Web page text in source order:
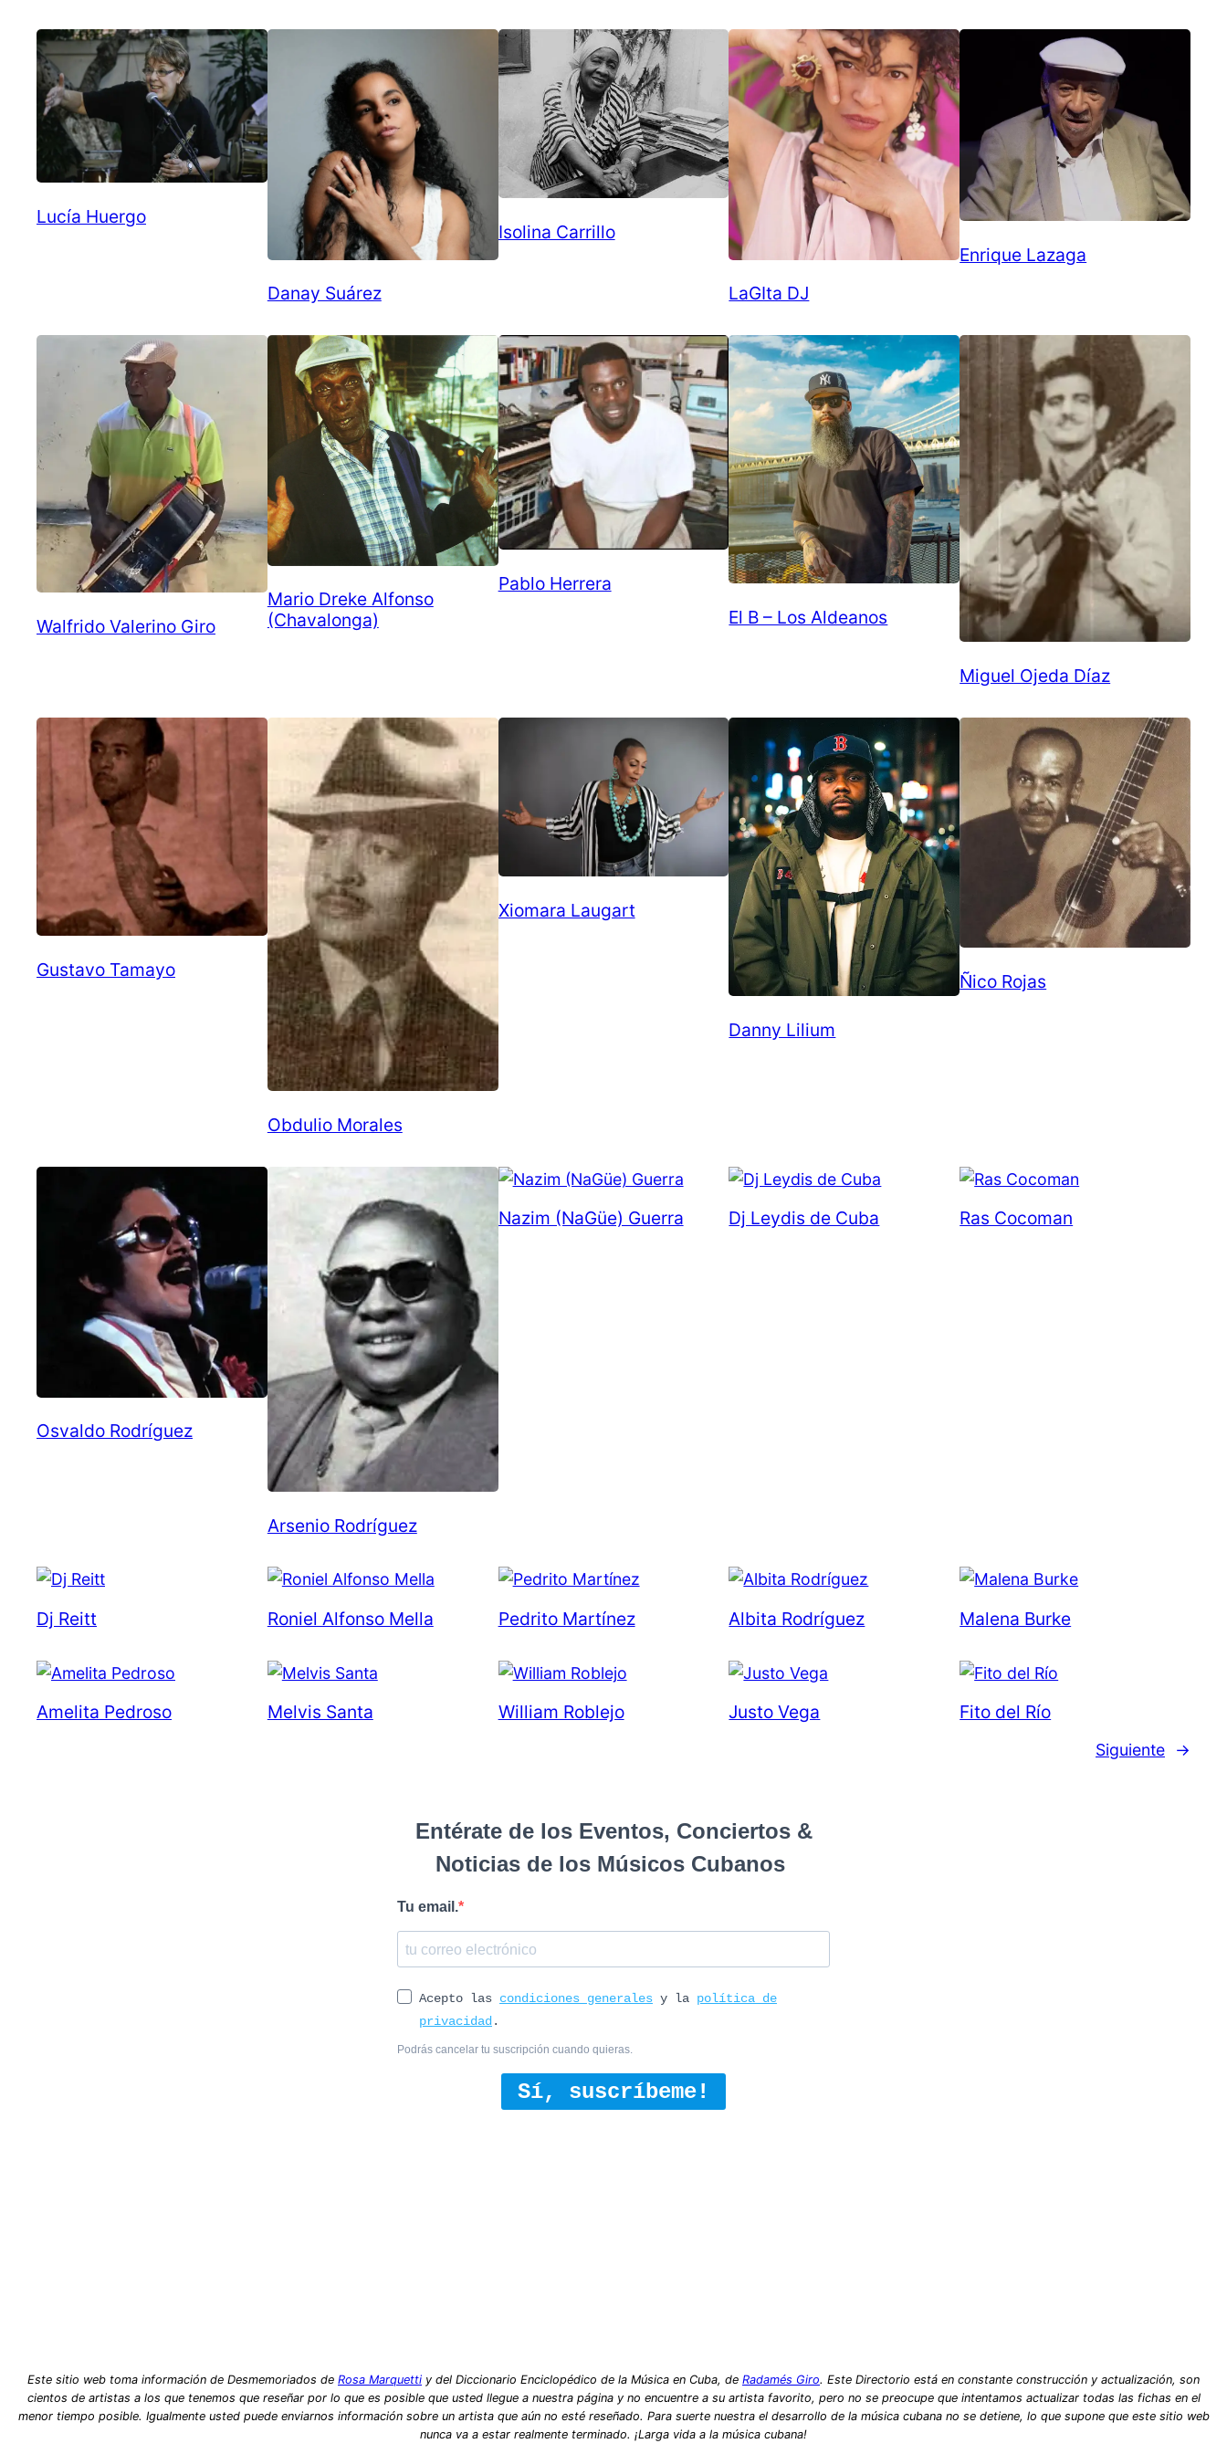
Lucía Huergo
Danay Suárez
Isolina Carrillo
LaGIta DJ
Enrique Lazaga
Walfrido Valerino Giro
Mario Dreke Alfonso
(Chavalonga)
Pablo Herrera
El B – Los Aldeanos
Miguel Ojeda Díaz
Gustavo Tamayo
Obdulio Morales
Xiomara Laugart
Danny Lilium
Ñico Rojas
Osvaldo Rodríguez
Arsenio Rodríguez
Nazim (NaGüe) Guerra Dj Leydis de Cuba Ras Cocoman
Dj Reitt Roniel Alfonso Mella Pedrito Martínez Albita Rodríguez Malena Burke
Amelita Pedroso Melvis Santa William Roblejo Justo Vega Fito del Río
Siguiente →
Entérate de los Eventos, Conciertos &
Noticias de los Músicos Cubanos
Tu email.
Acepto las condiciones generales y la política de
privacidad.
Podrás cancelar tu suscripción cuando quieras.
Sí, suscríbeme!
Este sitio web toma información de Desmemoriados de Rosa Marquetti y del Diccionario Enciclopédico de la Música en Cuba, de Radamés Giro. Este Directorio está en constante construcción y actualización, son
cientos de artistas a los que tenemos que reseñar por lo que es posible que usted llegue a nuestra página y no encuentre a su artista favorito, pero no se preocupe que intentamos actualizar todas las fichas en el
menor tiempo posible. Igualmente usted puede enviarnos información sobre un artista que aún no esté reseñado. Para suerte nuestra el desarrollo de la música cubana no se detiene, lo que supone que este sitio web
nunca va a estar realmente terminado. ¡Larga vida a la música cubana!